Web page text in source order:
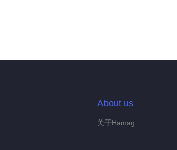
About us
关于Hamag